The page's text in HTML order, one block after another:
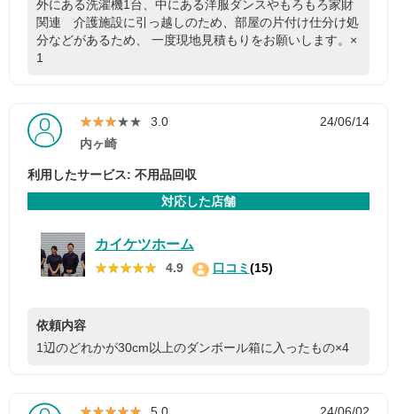
外にある洗濯機1台、中にある洋服ダンスやもろもろ家財
関連 介護施設に引っ越しのため、部屋の片付け仕分け処
分などがあるため、 一度現地見積もりをお願いします。×
1
★★★★★
★★★★★ 3.0
24/06/14
内ヶ崎
利用したサービス: 不用品回収
対応した店舗
カイケツホーム
★★★★★
★★★★★ 4.9 口コミ(15)
依頼内容
1辺のどれかが30cm以上のダンボール箱に入ったもの×4